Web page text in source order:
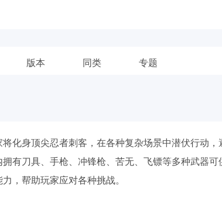
版本 同类 专题
化身顶尖忍者刺客，在各种复杂场景中潜伏行动，
有刀具、手枪、冲锋枪、苦无、飞镖等多种武器可
，帮助玩家应对各种挑战。